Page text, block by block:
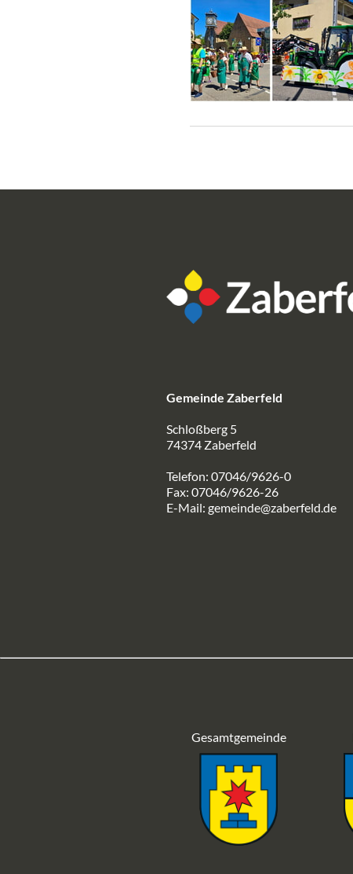
Gemeinde Zaberfeld
Schloßberg 5
74374 Zaberfeld
Telefon: 07046/9626-0
Fax: 07046/9626-26
E-Mail: gemeinde@zaberfeld.de
Gesamtgemeinde